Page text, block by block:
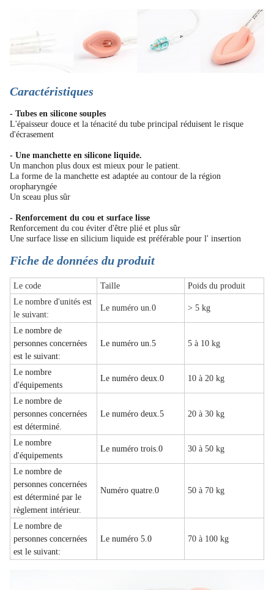
Caractéristiques
- Tubes en silicone souples
L'épaisseur douce et la ténacité du tube principal réduisent le risque
d'écrasement
- Une manchette en silicone liquide.
Un manchon plus doux est mieux pour le patient.
La forme de la manchette est adaptée au contour de la région
oropharyngée
Un sceau plus sûr
- Renforcement du cou et surface lisse
Renforcement du cou éviter d'être plié et plus sûr
Une surface lisse en silicium liquide est préférable pour l' insertion
Fiche de données du produit
Le code Taille
Poids du produit
Le nombre d'unités est
le suivant:
Le numéro un.0 > 5 kg
Le nombre de
personnes concernées
est le suivant:
Le numéro un.5 5 à 10 kg
Le nombre
d'équipements
Le numéro deux.0 10 à 20 kg
Le nombre de
personnes concernées
est déterminé.
Le numéro deux.5 20 à 30 kg
Le nombre
d'équipements
Le numéro trois.0 30 à 50 kg
Le nombre de
personnes concernées
est déterminé par le
règlement intérieur.
Numéro quatre.0 50 à 70 kg
Le nombre de
personnes concernées
est le suivant:
Le numéro 5.0 70 à 100 kg